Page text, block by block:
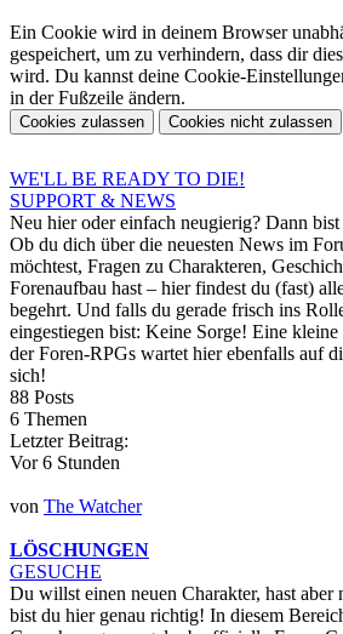
Ein Cookie wird in deinem Browser
gespeichert, um zu verhindern, dass dir
wird. Du kannst deine Cookie-
in der Fußzeile ändern.
WE'LL BE READY TO DIE!
SUPPORT & NEWS
Neu hier oder einfach neugierig? Dann
Ob du dich über die neuesten News im
möchtest, Fragen zu Charakteren,
Forenaufbau hast – hier findest du (fast)
begehrt. Und falls du gerade frisch ins
eingestiegen bist: Keine Sorge! Eine
der Foren-RPGs wartet hier ebenfalls auf
sich!
88 Posts
6 Themen
Letzter Beitrag:
Vor 6 Stunden
von The Watcher
LÖSCHUNGEN
GESUCHE
Du willst einen neuen Charakter, hast aber
bist du hier genau richtig! In diesem